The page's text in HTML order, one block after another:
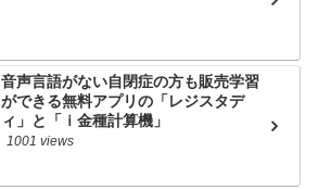
音声言語がない自閉症の方も販売学習
ができる無料アプリの「レジスタデ
ィ」と「ｉ金種計算機」
1001 views